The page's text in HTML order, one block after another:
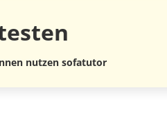
nutzen sofatutor